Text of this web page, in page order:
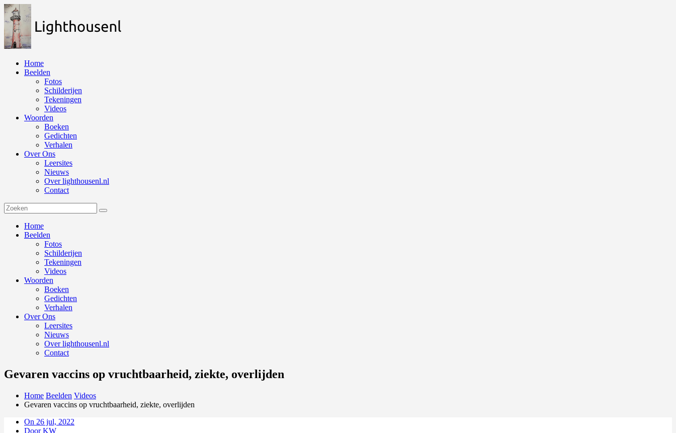
Naar
de
inhoud
springen
Home
Beelden
Fotos
Schilderijen
Tekeningen
Videos
Woorden
Boeken
Gedichten
Verhalen
Over Ons
Leersites
Nieuws
Over lighthousenl.nl
Contact
Home
Beelden
Fotos
Schilderijen
Tekeningen
Videos
Woorden
Boeken
Gedichten
Verhalen
Over Ons
Leersites
Nieuws
Over lighthousenl.nl
Contact
Gevaren vaccins op vruchtbaarheid, ziekte, overlijden
Home Beelden Videos
Gevaren vaccins op vruchtbaarheid, ziekte, overlijden
On 26 jul, 2022
Door KW